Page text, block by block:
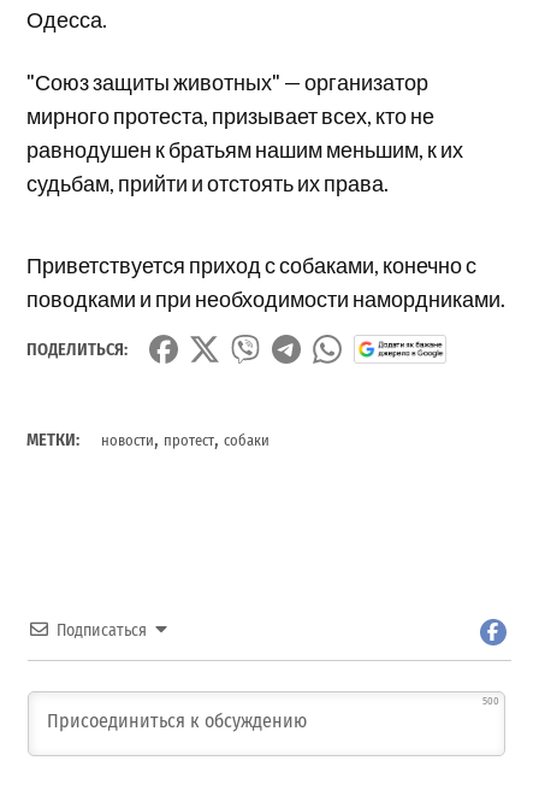
Одесса.
"Союззащиты животных" — организатор
мирного протеста, призывает всех, кто не
равнодушен к братьям нашим меньшим, к их
судьбам, прийти и отстоять их права.
Приветствуется приход с собаками, конечно с
поводками и при необходимости намордниками.
ПОДЕЛИТЬСЯ:
МЕТКИ: новости, протест,собаки
Подписаться
500